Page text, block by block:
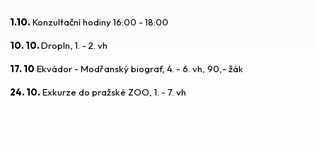
1.10. Konzultační hodiny 16:00 - 18:00
10. 10.DropIn, 1. - 2. vh
17. 10 Ekvádor - Modřanský biograf, 4. - 6. vh, 90,- žák
24. 10. Exkurze do pražské ZOO, 1. - 7. vh